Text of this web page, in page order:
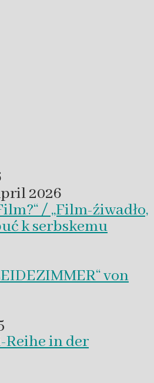
2026
/ „Film-źiwadło,
k serbskemu
von
Reihe in der